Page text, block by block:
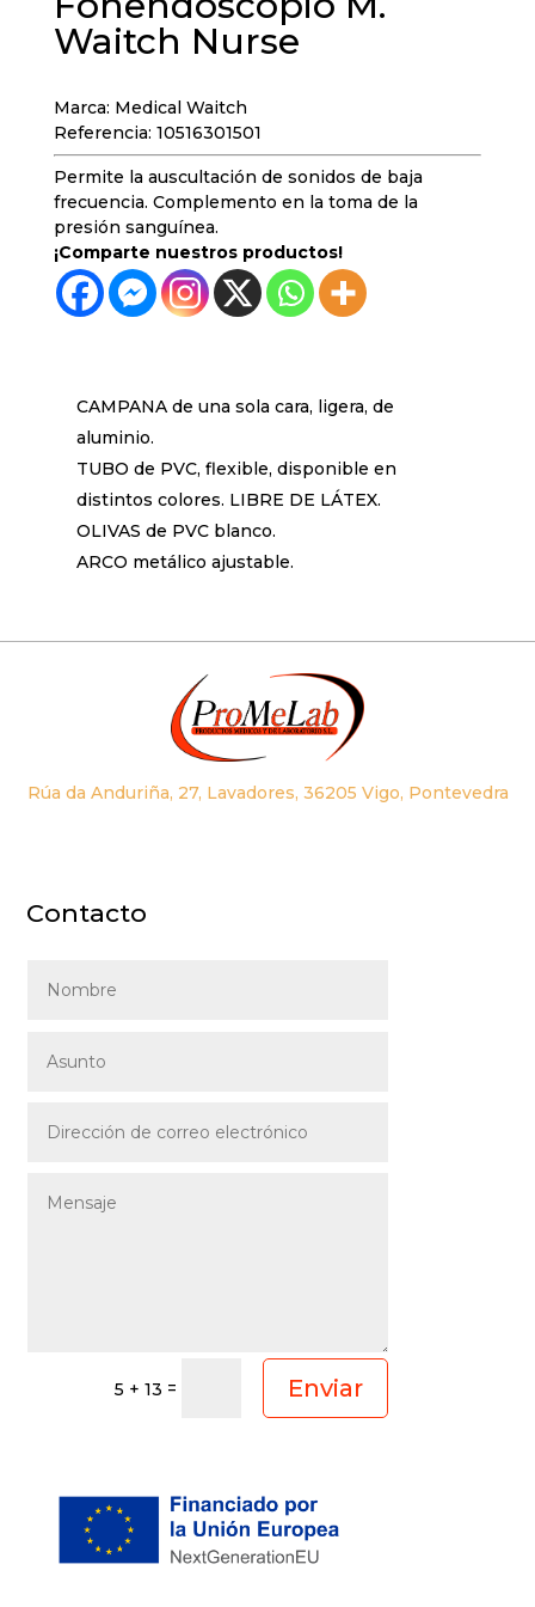
Waitch Nurse
Marca: Medical Waitch
Referencia: 10516301501
Permite la auscultación de sonidos de baja
frecuencia. Complemento en la toma de la
presión sanguínea.
¡Comparte nuestros productos!
CAMPANA de una sola cara, ligera, de
aluminio.
TUBO de PVC, flexible, disponible en
distintos colores. LIBRE DE LÁTEX.
OLIVAS de PVC blanco.
ARCO metálico ajustable.
Rúa da Anduriña, 27, Lavadores, 36205 Vigo, Pontevedra
Contacto
5 + 13 = Enviar